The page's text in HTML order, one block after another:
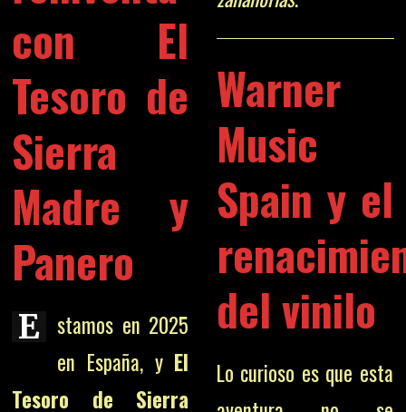
con El
Tesoro de
Sierra
Madre y
Panero
E stamos en 2025
en España, y El
Tesoro de Sierra
Warner
Music
Spain y el
del vinilo
Lo curioso es que esta